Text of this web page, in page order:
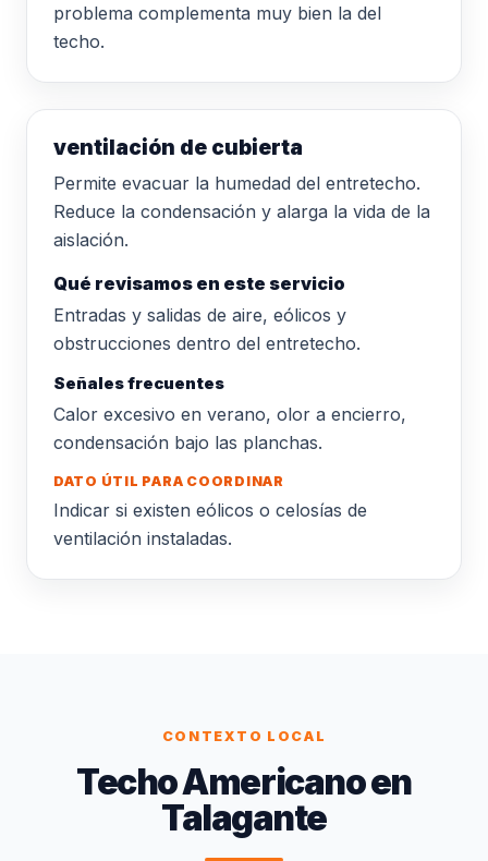
problema complementa muy bien la del
techo.
ventilación de cubierta
Permite evacuar la humedad del entretecho.
Reduce la condensación y alarga la vida de la
aislación.
Qué revisamos en este servicio
Entradas y salidas de aire, eólicos y
obstrucciones dentro del entretecho.
Señales frecuentes
Calor excesivo en verano, olor a encierro,
condensación bajo las planchas.
DATO ÚTIL PARA COORDINAR
Indicar si existen eólicos o celosías de
ventilación instaladas.
CONTEXTO LOCAL
Techo Americano en
Talagante